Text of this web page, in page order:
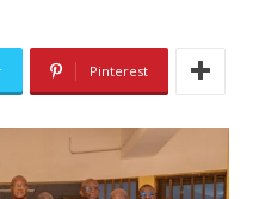
Pinterest